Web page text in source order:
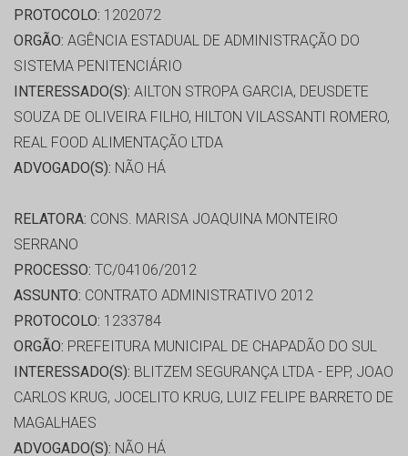
PROTOCOLO: 1202072
ORGÃO: AGÊNCIA ESTADUAL DE ADMINISTRAÇÃO DO
SISTEMA PENITENCIÁRIO
INTERESSADO(S): AILTON STROPA GARCIA, DEUSDETE
SOUZA DE OLIVEIRA FILHO, HILTON VILASSANTI ROMERO,
REAL FOOD ALIMENTAÇÃO LTDA
ADVOGADO(S): NÃO HÁ
RELATORA: CONS. MARISA JOAQUINA MONTEIRO
SERRANO
PROCESSO: TC/04106/2012
ASSUNTO: CONTRATO ADMINISTRATIVO 2012
PROTOCOLO: 1233784
ORGÃO: PREFEITURA MUNICIPAL DE CHAPADÃO DO SUL
INTERESSADO(S): BLITZEM SEGURANÇA LTDA - EPP, JOAO
CARLOS KRUG, JOCELITO KRUG, LUIZ FELIPE BARRETO DE
MAGALHAES
ADVOGADO(S): NÃO HÁ